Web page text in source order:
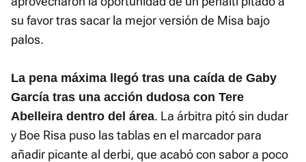
su favor tras sacar la mejor versión de Misa bajo
palos.
La pena máxima llegó tras una caída de Gaby
García tras una acción dudosa con Tere
Abelleira dentro del área. La árbitra pitó sin dudar
y Boe Risa puso las tablas en el marcador para
añadir picante al derbi, que acabó con sabor a poco